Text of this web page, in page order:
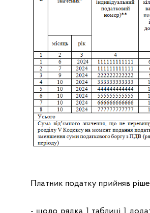
Платник податку прийняв
- щодо рядка 1 таблиці 1